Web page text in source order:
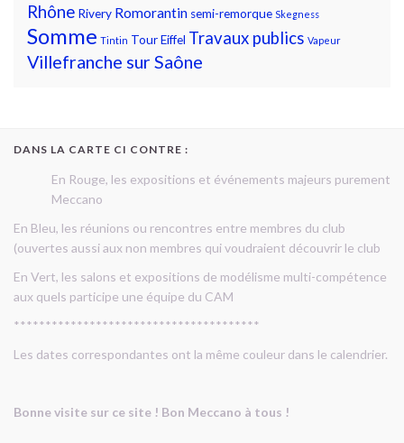
Rhône Rivery Romorantin semi-remorque Skegness
Somme Tintin Tour Eiffel Travaux publics Vapeur
Villefranche sur Saône
DANS LA CARTE CI CONTRE :
En Rouge, les expositions et événements majeurs purement
Meccano
En Bleu, les réunions ou rencontres entre membres du club
(ouvertes aussi aux non membres qui voudraient découvrir le club
En Vert, les salons et expositions de modélisme multi-compétence
aux quels participe une équipe du CAM
***************************************
Les dates correspondantes ont la même couleur dans le calendrier.
Bonne visite sur ce site ! Bon Meccano à tous !